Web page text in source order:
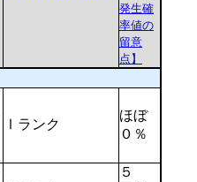
発生確
率値の
留意
点】
Ⅰランク
ほぼ
０％
５